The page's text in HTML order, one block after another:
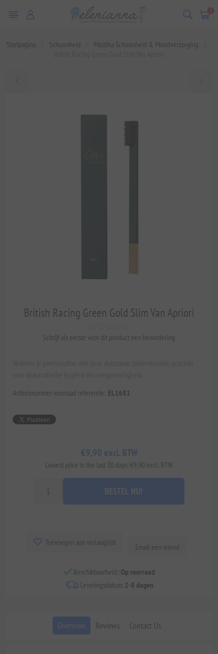
0
Startpagina Schoonheid
Mastiha Schoonheid & Mondverzorging
British Racing Green Gold Slim Van Apriori
Schrijf als eerste voor dit product een beoordeling
Artikelnummer voorraad referentie: EL1681
€9,90 excl. BTW
Lowest price in the last 30 days: €9,90 excl. BTW
BESTEL NU!
Toevoegen aan verlanglijst Email een vriend
Beschikbaarheid:: Op voorraad
Leveringsdatum: 2-8 dagen
Overview Reviews Contact Us